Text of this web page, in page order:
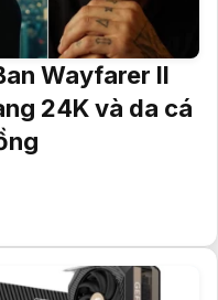
Wayfarer II
24K và da cá